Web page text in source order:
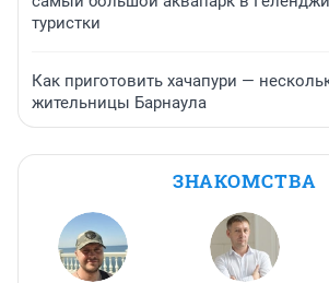
туристки
Как приготовить хачапури —
жительницы Барнаула
ЗНАКОМСТВА